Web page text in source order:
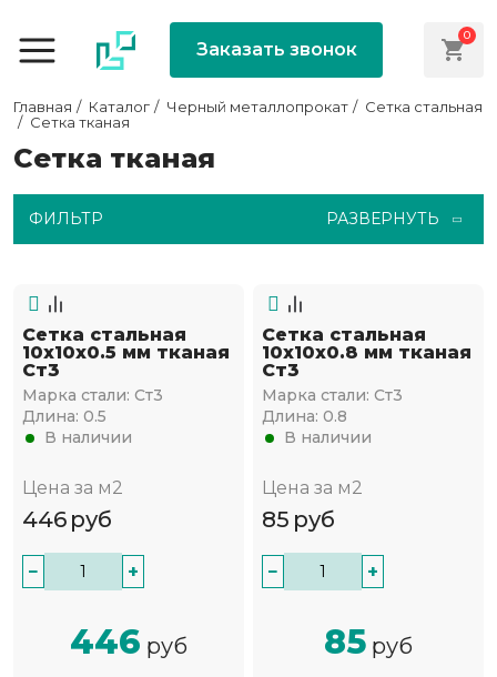
Заказать звонок
0
Главная Каталог Черный металлопрокат
Сетка стальная
Сетка тканая
Сетка тканая
ФИЛЬТР РАЗВЕРНУТЬ
Сетка стальная
10х10х0.5 мм тканая
Ст3
Марка стали: Ст3
Длина: 0.5
В наличии
Цена за м2
446 руб
− +
446 руб
Сетка стальная
10х10х0.8 мм тканая
Ст3
Марка стали: Ст3
Длина: 0.8
В наличии
Цена за м2
85 руб
− +
85 руб